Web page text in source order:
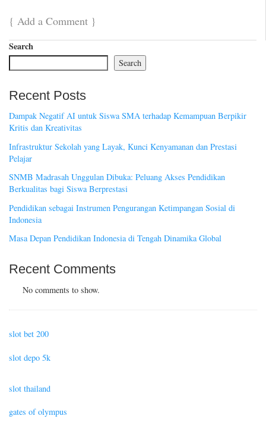
{ Add a Comment }
Search
Search
Recent Posts
Dampak Negatif AI untuk Siswa SMA terhadap Kemampuan Berpikir
Kritis dan Kreativitas
Infrastruktur Sekolah yang Layak, Kunci Kenyamanan dan Prestasi
Pelajar
SNMB Madrasah Unggulan Dibuka: Peluang Akses Pendidikan
Berkualitas bagi Siswa Berprestasi
Pendidikan sebagai Instrumen Pengurangan Ketimpangan Sosial di
Indonesia
Masa Depan Pendidikan Indonesia di Tengah Dinamika Global
Recent Comments
No comments to show.
slot bet 200
slot depo 5k
slot thailand
gates of olympus